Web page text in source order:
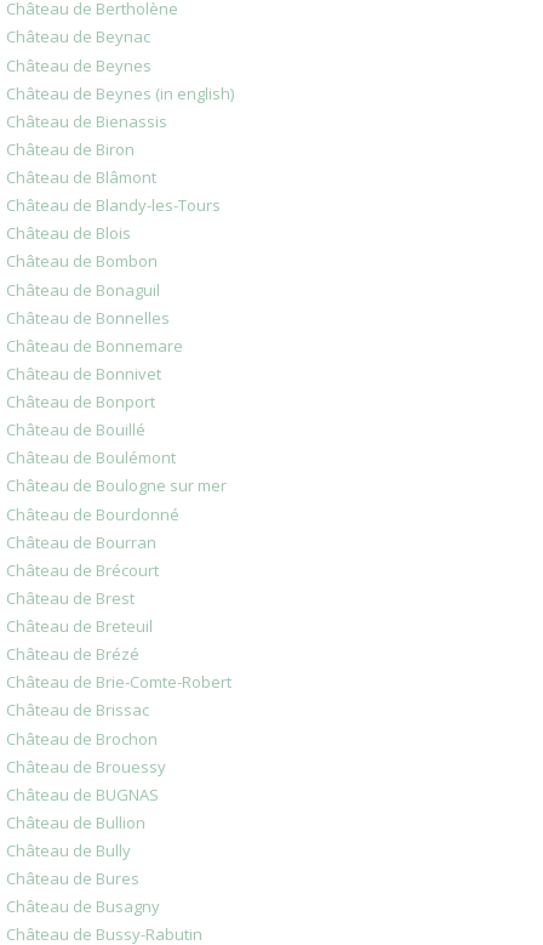
Château de Bertholène
Château de Beynac
Château de Beynes
Château de Beynes (in english)
Château de Bienassis
Château de Biron
Château de Blâmont
Château de Blandy-les-Tours
Château de Blois
Château de Bombon
Château de Bonaguil
Château de Bonnelles
Château de Bonnemare
Château de Bonnivet
Château de Bonport
Château de Bouillé
Château de Boulémont
Château de Boulogne sur mer
Château de Bourdonné
Château de Bourran
Château de Brécourt
Château de Brest
Château de Breteuil
Château de Brézé
Château de Brie-Comte-Robert
Château de Brissac
Château de Brochon
Château de Brouessy
Château de BUGNAS
Château de Bullion
Château de Bully
Château de Bures
Château de Busagny
Château de Bussy-Rabutin